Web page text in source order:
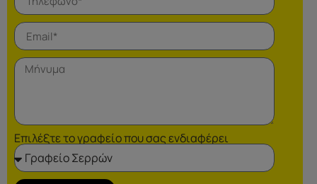
Επιλέξτε το γραφείο που σας ενδιαφέρει